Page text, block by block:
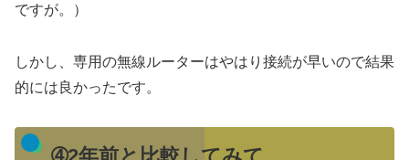
ですが。）
しかし、専用の無線ルーターはやはり接続が早いので結果
的には良かったです。